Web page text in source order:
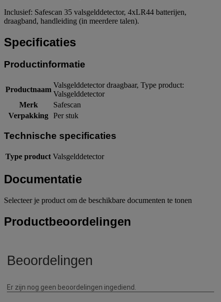
Inclusief: Safescan 35 valsgelddetector, 4xLR44 batterijen,
draagband, handleiding (in meerdere talen).
Specificaties
Productinformatie
Productnaam
Valsgelddetector draagbaar, Type product:
Valsgelddetector
Merk
Safescan
Verpakking Per stuk
Technische specificaties
Type product Valsgelddetector
Documentatie
Selecteer je product om de beschikbare documenten te tonen
Productbeoordelingen